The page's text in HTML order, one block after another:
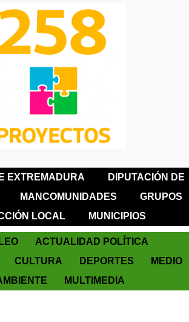
EXTREMADURA
DIPUTACIÓN DE
MANCOMUNIDADES
GRUPOS
LOCAL
MUNICIPIOS
ACTUALIDAD POLÍTICA
CULTURA DEPORTES
MEDIO
MULTIMEDIA